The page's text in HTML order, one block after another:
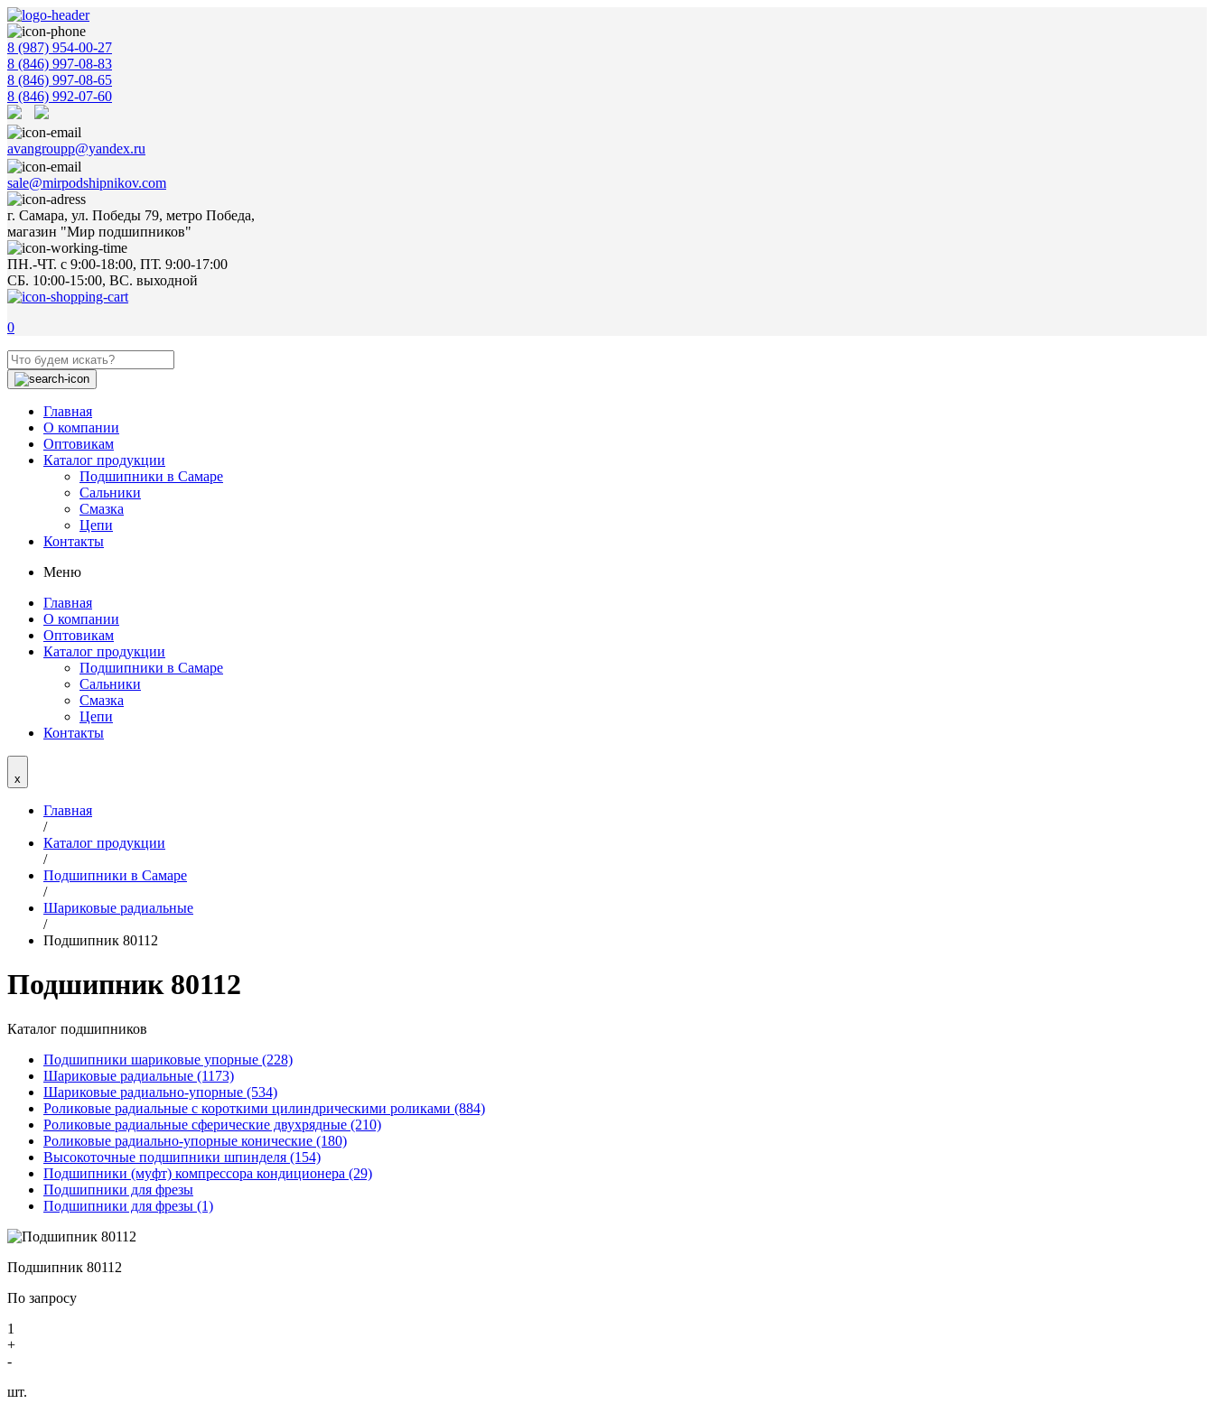
8 (987) 954-00-27
8 (846) 997-08-83
8 (846) 997-08-65
8 (846) 992-07-60
avangroupp@yandex.ru
sale@mirpodshipnikov.com
г. Самара, ул. Победы 79, метро Победа,
магазин "Мир подшипников"
ПН.-ЧТ. с 9:00-18:00, ПТ. 9:00-17:00
СБ. 10:00-15:00, ВС. выходной
0
Главная
О компании
Оптовикам
Каталог продукции
Подшипники в Самаре
Сальники
Смазка
Цепи
Контакты
Меню
Главная
О компании
Оптовикам
Каталог продукции
Подшипники в Самаре
Сальники
Смазка
Цепи
Контакты
x
Главная
/
Каталог продукции
/
Подшипники в Самаре
/
Шариковые радиальные
/
Подшипник 80112
Подшипник 80112
Каталог подшипников
Подшипники шариковые упорные (228)
Шариковые радиальные (1173)
Шариковые радиально-упорные (534)
Роликовые радиальные с короткими цилиндрическими роликами (884)
Роликовые радиальные сферические двухрядные (210)
Роликовые радиально-упорные конические (180)
Высокоточные подшипники шпинделя (154)
Подшипники (муфт) компрессора кондиционера (29)
Подшипники для фрезы
Подшипники для фрезы (1)
Подшипник 80112
По запросу
1
+
-
шт.